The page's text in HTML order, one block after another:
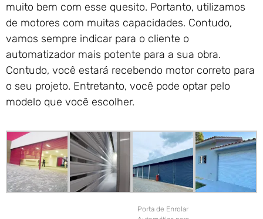
muito bem com esse quesito. Portanto, utilizamos
de motores com muitas capacidades. Contudo,
vamos sempre indicar para o cliente o
automatizador mais potente para a sua obra.
Contudo, você estará recebendo motor correto para
o seu projeto. Entretanto, você pode optar pelo
modelo que você escolher.
Porta de Enrolar